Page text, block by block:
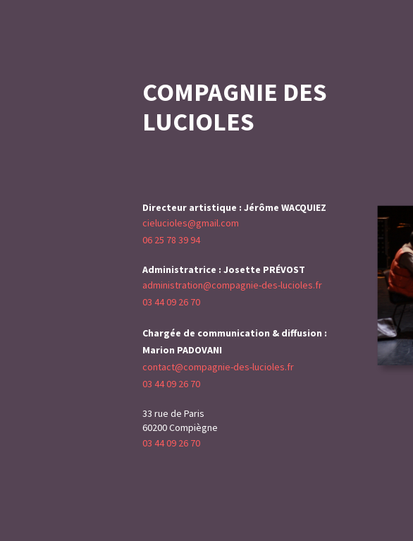
COMPAGNIE DES
LUCIOLES
Directeur artistique : Jérôme WACQUIEZ
cielucioles@gmail.com
06 25 78 39 94
Administratrice : Josette PRÉVOST
administration@compagnie-des-lucioles.fr
03 44 09 26 70
Chargée de communication & diffusion :
Marion PADOVANI
contact@compagnie-des-lucioles.fr
03 44 09 26 70
33 rue de Paris
60200 Compiègne
03 44 09 26 70